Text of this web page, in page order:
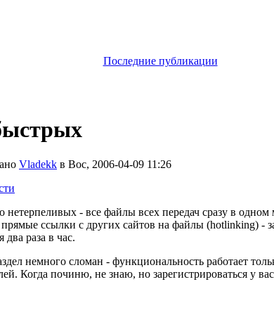
Последние публикации
Vladekk в Вос, 2006-04-09 11:26
- все файлы всех передач сразу в одном
ссылки с других сайтов на файлы (hotlinking) -
два раза в час.
немного сломан - функциональность работает
Когда починю, не знаю, но зарегистрироваться у